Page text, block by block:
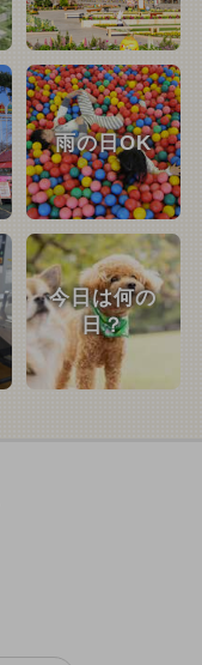
雨の日OK
今日は何の
日？